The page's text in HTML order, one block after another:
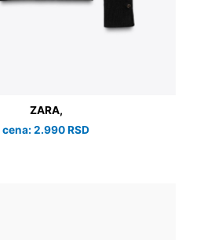
ZARA,
cena: 2.990 RSD